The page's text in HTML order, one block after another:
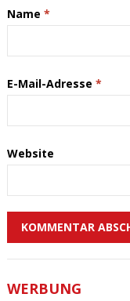
Name *
E-Mail-Adresse *
Website
WERBUNG